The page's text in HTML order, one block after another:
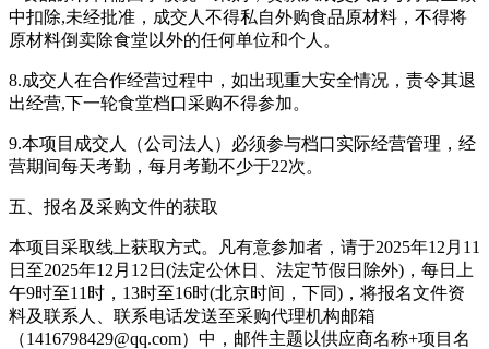
中扣除,未经批准，成交人不得私自外购食品原材料，不得将
原材料倒卖除食堂以外的任何单位和个人。
8.成交人在合作经营过程中，如出现重大安全情况，责令其退
出经营,下一轮食堂档口采购不得参加。
9.本项目成交人（公司法人）必须参与档口实际经营管理，经
营期间每天考勤，每月考勤不少于22次。
五、报名及采购文件的获取
本项目采取线上获取方式。凡有意参加者，请于2025年12月11
日至2025年12月12日(法定公休日、法定节假日除外)，每日上
午9时至11时，13时至16时(北京时间，下同)，将报名文件资
料及联系人、联系电话发送至采购代理机构邮箱
（1416798429@qq.com）中，邮件主题以供应商名称+项目名